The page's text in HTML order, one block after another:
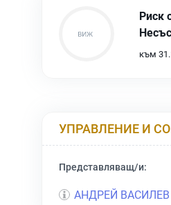
Риск
към
УПРАВЛЕНИЕ И
Представляващ/и:
АНДРЕЙ